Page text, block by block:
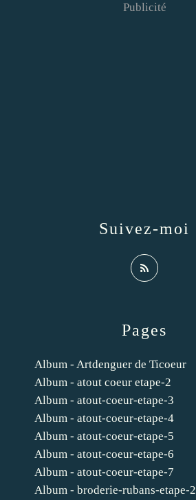
Pages
Album - Artdenguer de Ticoeur
Album - atout coeur etape-2
Album - atout-coeur-etape-3
Album - atout-coeur-etape-4
Album - atout-coeur-etape-5
Album - atout-coeur-etape-6
Album - atout-coeur-etape-7
Album - broderie-rubans-etape-2
Suivez-moi
Publicité